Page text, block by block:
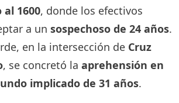
1600, donde los efectivos
a un sospechoso de 24 años.
en la intersección de Cruz
, se concretó la aprehensión en
implicado de 31 años.